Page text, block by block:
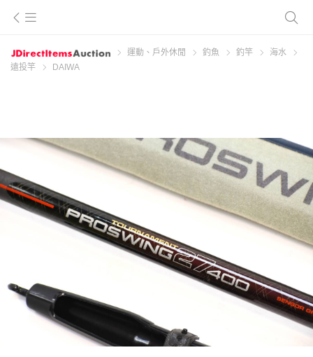
運動、戶外休閒 釣魚 釣竿
海水
遠投竿
DAIWA